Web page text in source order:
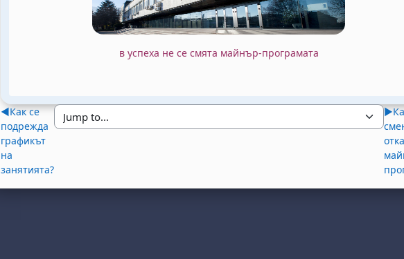
в успеха не се смята майнър-програмата
◀︎Как се
подрежда
графикът
на
занятията?
▶︎